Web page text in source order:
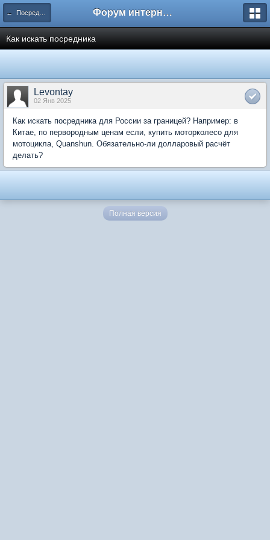
← Посредники Форум интернет покупателей
Как искать посредника
Levontay
02 Янв 2025
Как искать посредника для России за границей? Например: в
Китае, по первородным ценам если, купить моторколесо для
мотоцикла, Quanshun. Обязательно-ли долларовый расчёт
делать?
Полная версия